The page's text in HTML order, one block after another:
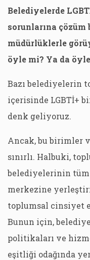
Belediyelerde
sorunlarına
müdürlüklerle
öyle mi? Ya da
Bazı belediyelerin
içerisinde LGBTİ+
denk geliyoruz.
Ancak, bu birimler
sınırlı. Halbuki,
belediyelerinin tüm
merkezine
toplumsal cinsiyet
Bunun için,
politikaları ve
eşitliği odağında